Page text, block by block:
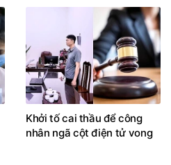
Khởi tố cai thầu để công
nhân ngã cột điện tử vong